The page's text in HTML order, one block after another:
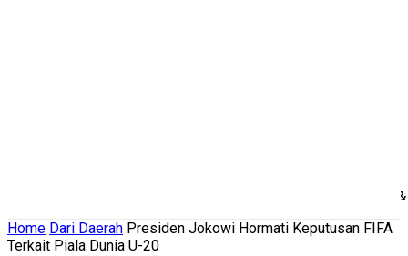
Politik
Home Dari Daerah Presiden Jokowi Hormati Keputusan FIFA
Terkait Piala Dunia U-20